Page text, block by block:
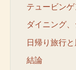
テュービン
ダイニング
日帰り旅行
結論